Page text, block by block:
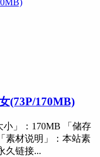
(73P/170MB)
小」：170MB 「储存
素材说明」：本站素
久链接...